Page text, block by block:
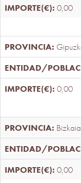
0,00
0,00
Bizkaia
0,00